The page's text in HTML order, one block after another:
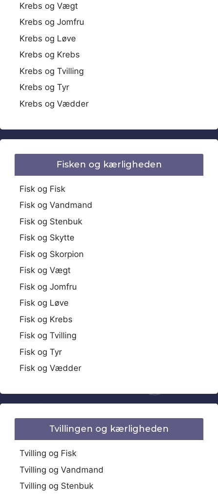
Krebs og Vægt
Krebs og Jomfru
Krebs og Løve
Krebs og Krebs
Krebs og Tvilling
Krebs og Tyr
Krebs og Vædder
Fisken og kærligheden
Fisk og Fisk
Fisk og Vandmand
Fisk og Stenbuk
Fisk og Skytte
Fisk og Skorpion
Fisk og Vægt
Fisk og Jomfru
Fisk og Løve
Fisk og Krebs
Fisk og Tvilling
Fisk og Tyr
Fisk og Vædder
Tvillingen og kærligheden
Tvilling og Fisk
Tvilling og Vandmand
Tvilling og Stenbuk